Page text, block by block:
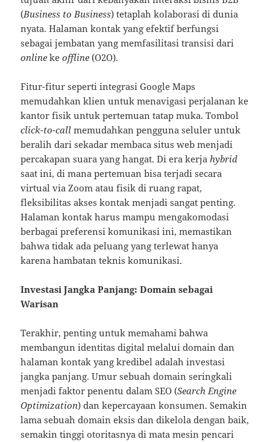
(Business to Business) tetaplah kolaborasi di dunia
nyata. Halaman kontak yang efektif berfungsi
sebagai jembatan yang memfasilitasi transisi dari
online keoffline (O2O).
Fitur-fitur seperti integrasi Google Maps
memudahkan klien untuk menavigasi perjalanan ke
kantor fisik untuk pertemuan tatap muka. Tombol
click-to-call memudahkan pengguna seluler untuk
beralih dari sekadar membaca situs web menjadi
percakapan suara yang hangat. Di era kerjahybrid
saat ini, di mana pertemuan bisa terjadi secara
virtual via Zoom atau fisik di ruang rapat,
fleksibilitas akses kontak menjadi sangat penting.
Halaman kontak harus mampu mengakomodasi
berbagai preferensi komunikasi ini, memastikan
bahwa tidak ada peluang yang terlewat hanya
karena hambatan teknis komunikasi.
Investasi Jangka Panjang: Domain sebagai
Warisan
Terakhir, penting untuk memahami bahwa
membangun identitas digital melalui domain dan
halaman kontak yang kredibel adalah investasi
jangka panjang. Umur sebuah domain seringkali
menjadi faktor penentu dalam SEO (Search Engine
Optimization) dan kepercayaan konsumen. Semakin
lama sebuah domain eksis dan dikelola dengan baik,
semakin tinggi otoritasnya di mata mesin pencari